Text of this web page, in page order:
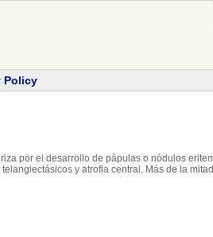
Policy
por el desarrollo de pápulas o nódulos
y atrofia central. Más de la